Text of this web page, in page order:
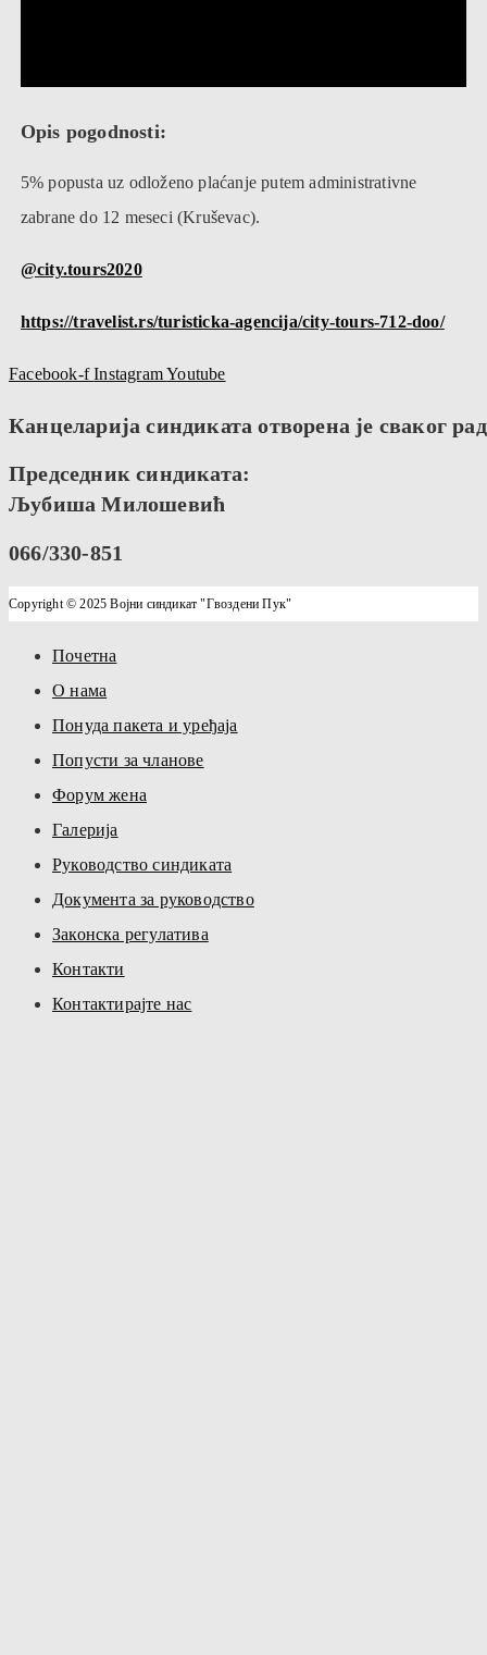
Opis pogodnosti:
5% popusta uz odloženo plaćanje putem administrativne
zabrane do 12 meseci (Kruševac).
@city.tours2020
https://travelist.rs/turisticka-agencija/city-tours-712-doo/
Facebook-f InstagramYoutube
Канцеларија синдиката отворена је сваког
Председник синдиката:
Љубиша Милошевић
066/330-851
Copyright © 2025 Војни синдикат "Гвоздени Пук"
Почетна
О нама
Понуда пакета и уређаја
Попусти за чланове
Форум жена
Галерија
Руководство синдиката
Документа за руководство
Законска регулатива
Контакти
Контактирајте нас